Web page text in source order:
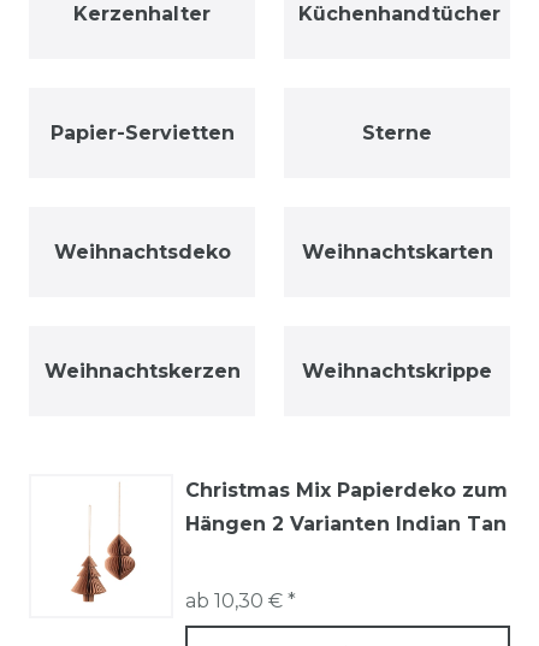
Kerzenhalter Küchenhandtücher
Papier-Servietten Sterne
Weihnachtsdeko Weihnachtskarten
Weihnachtskerzen Weihnachtskrippe
Christmas Mix Papierdeko zum
Hängen 2 Varianten Indian Tan
ab 10,30 € *